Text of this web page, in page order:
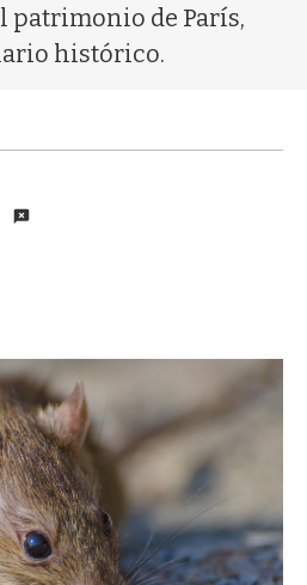
patrimonio de París,
histórico.